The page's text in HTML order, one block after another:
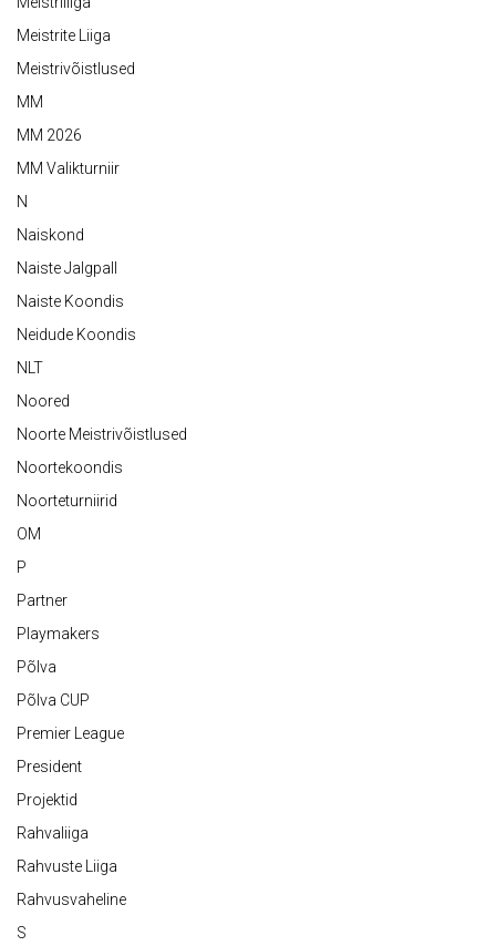
Meistrite Liiga
Meistrivõistlused
MM
MM 2026
MM Valikturniir
N
Naiskond
Naiste Jalgpall
Naiste Koondis
Neidude Koondis
NLT
Noored
Noorte Meistrivõistlused
Noortekoondis
Noorteturniirid
OM
P
Partner
Playmakers
Põlva
Põlva CUP
Premier League
President
Projektid
Rahvaliiga
Rahvuste Liiga
Rahvusvaheline
S